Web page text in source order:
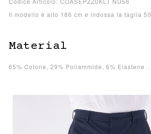
Il modello è alto 186 cm e indossa la taglia 50.
Material
65% Cotone, 29% Poliammide, 6% Elastene .